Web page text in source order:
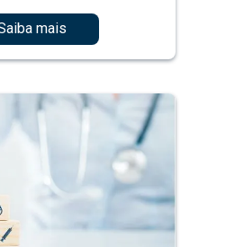
mais